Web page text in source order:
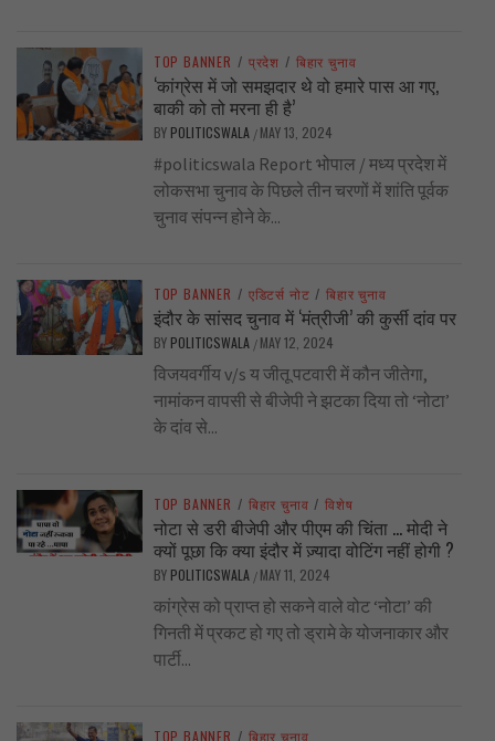
TOP BANNER / प्रदेश / बिहार चुनाव
‘कांग्रेस में जो समझदार थे वो हमारे पास आ गए,
बाकी को तो मरना ही है’
BY POLITICSWALA / MAY 13, 2024
#politicswala Report भोपाल / मध्य प्रदेश में
लोकसभा चुनाव के पिछले तीन चरणों में शांति पूर्वक
चुनाव संपन्न होने के...
TOP BANNER / एडिटर्स नोट / बिहार चुनाव
इंदौर के सांसद चुनाव में ‘मंत्रीजी’ की कुर्सी दांव पर
BY POLITICSWALA / MAY 12, 2024
विजयवर्गीय v/s य जीतू पटवारी में कौन जीतेगा,
नामांकन वापसी से बीजेपी ने झटका दिया तो ‘नोटा’
के दांव से...
TOP BANNER / बिहार चुनाव / विशेष
नोटा से डरी बीजेपी और पीएम की चिंता … मोदी ने
क्यों पूछा कि क्या इंदौर में ज़्यादा वोटिंग नहीं होगी ?
BY POLITICSWALA / MAY 11, 2024
कांग्रेस को प्राप्त हो सकने वाले वोट ‘नोटा’ की
गिनती में प्रकट हो गए तो ड्रामे के योजनाकार और
पार्टी...
TOP BANNER / बिहार चुनाव